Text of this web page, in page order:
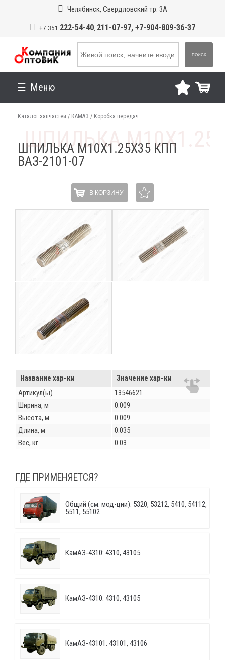
Челябинск, Свердловский тр. 3А
+7 351 222-54-40, 211-07-97, +7-904-809-36-37
ПОИСК
Меню
Каталог запчастей / КАМАЗ / Коробка передач
ШПИЛЬКА М10Х1.25Х35 КПП
ВАЗ-2101-07
В КОРЗИНУ
Название хар-ки
Значение хар-ки
Артикул(ы)
13546621
Ширина, м
0.009
Высота, м
0.009
Длина, м
0.035
Вес, кг
0.03
ГДЕ ПРИМЕНЯЕТСЯ?
Общий (см. мод-ции): 5320, 53212, 5410, 54112,
5511, 55102
КамАЗ-4310: 4310, 43105
КамАЗ-4310: 4310, 43105
КамАЗ-43101: 43101, 43106